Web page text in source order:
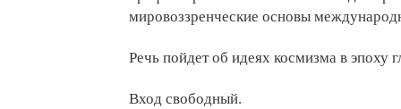
мировоззренческие основы
Речь пойдет об идеях космизма в эпоху
Вход свободный.